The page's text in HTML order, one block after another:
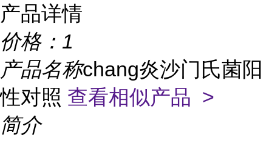
产品详情
价格： 1
产品名称chang炎沙门氏菌阳
性对照 查看相似产品 >
简介